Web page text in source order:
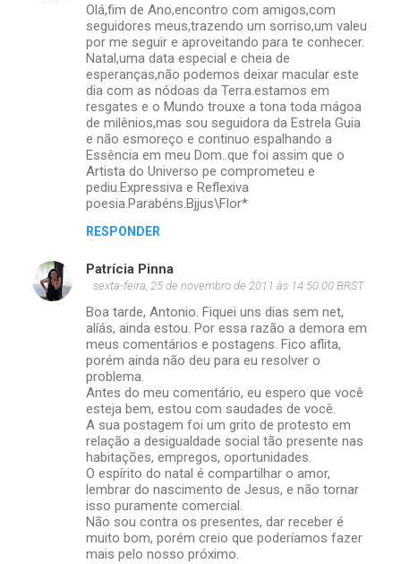
Olá,fim de Ano,encontro com amigos,com
seguidores meus,trazendo um sorriso,um valeu
por me seguir e aproveitando para te conhecer.
Natal,uma data especial e cheia de
esperanças,não podemos deixar macular este
dia com as nódoas da Terra.estamos em
resgates e o Mundo trouxe a tona toda mágoa
de milênios,mas sou seguidora da Estrela Guia
e não esmoreço e continuo espalhando a
Essência em meu Dom..que foi assim que o
Artista do Universo pe comprometeu e
pediu.Expressiva e Reflexiva
poesia.Parabéns.Bjjus\Flor*
RESPONDER
Patrícia Pinna
sexta-feira, 25 de novembro de 2011 às 14:50:00 BRST
Boa tarde, Antonio. Fiquei uns dias sem net,
alíás, ainda estou. Por essa razão a demora em
meus comentários e postagens. Fico aflita,
porém ainda não deu para eu resolver o
problema.
Antes do meu comentário, eu espero que você
esteja bem, estou com saudades de você.
A sua postagem foi um grito de protesto em
relação a desigualdade social tão presente nas
habitações, empregos, oportunidades.
O espírito do natal é compartilhar o amor,
lembrar do nascimento de Jesus, e não tornar
isso puramente comercial.
Não sou contra os presentes, dar receber é
muito bom, porém creio que poderíamos fazer
mais pelo nosso próximo.